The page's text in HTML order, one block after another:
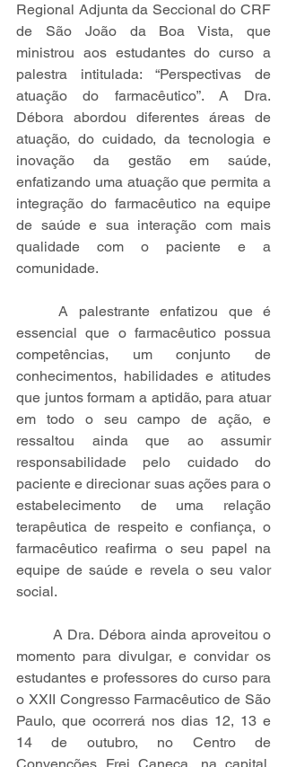
Regional Adjunta da Seccional do CRF
de São João da Boa Vista, que
ministrou aos estudantes do curso a
palestra intitulada: “Perspectivas de
atuação do farmacêutico”. A Dra.
Débora abordou diferentes áreas de
atuação, do cuidado, da tecnologia e
inovação da gestão em saúde,
enfatizando uma atuação que permita a
integração do farmacêutico na equipe
de saúde e sua interação com mais
qualidade com o paciente e a
comunidade.
A palestrante enfatizou que é
essencial que o farmacêutico possua
competências, um conjunto de
conhecimentos, habilidades e atitudes
que juntos formam a aptidão, para atuar
em todo o seu campo de ação, e
ressaltou ainda que ao assumir
responsabilidade pelo cuidado do
paciente e direcionar suas ações para o
estabelecimento de uma relação
terapêutica de respeito e confiança, o
farmacêutico reafirma o seu papel na
equipe de saúde e revela o seu valor
social.
A Dra. Débora ainda aproveitou o
momento para divulgar, e convidar os
estudantes e professores do curso para
o XXII Congresso Farmacêutico de São
Paulo, que ocorrerá nos dias 12, 13 e
14 de outubro, no Centro de